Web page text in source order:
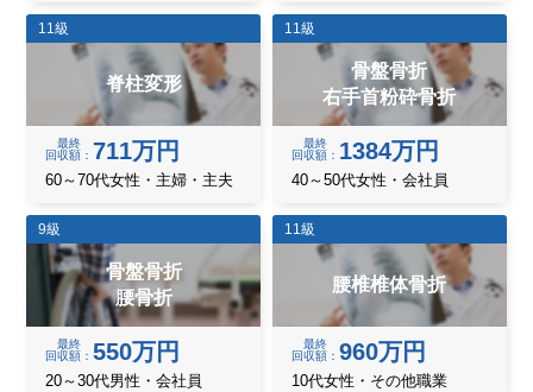
11級
脊柱変形
最終
回収額
711万円
60～70代女性・主婦・主夫
11級
骨盤骨折
右手首粉砕骨折
最終
回収額
1384万円
40～50代女性・会社員
9級
骨盤骨折
腰骨折
最終
回収額
550万円
20～30代男性・会社員
11級
腰椎椎体骨折
最終
回収額
960万円
10代女性・その他職業